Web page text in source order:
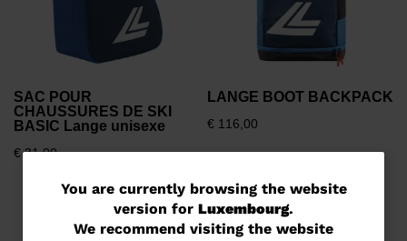
You
are
You are currently browsing the website
version for Luxembourg.
We recommend visiting the website
SAC POUR
CHAUSSURES DE SKI
BASIC Lange unisexe
€ 31,00
LANGE BOOT BACKPACK
€ 116,00